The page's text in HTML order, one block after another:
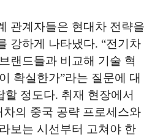
관계자들은 현대차 전략을
강하게 나타냈다. “전기차
랜드들과 비교해 기술 혁
확실한가”라는 질문에 대
할 정도다. 취재 현장에서
차의 중국 공략 프로세스와
보는 시선부터 고쳐야 한